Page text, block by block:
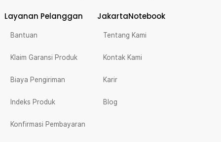
Layanan Pelanggan
Bantuan
Klaim Garansi Produk
Biaya Pengiriman
Indeks Produk
Konfirmasi Pembayaran
JakartaNotebook
Tentang Kami
Kontak Kami
Karir
Blog